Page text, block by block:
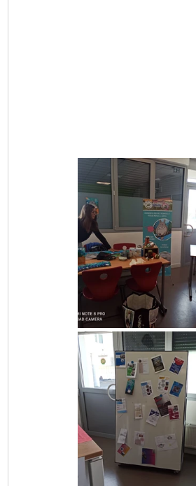
Ville de Saint-
Projet ENVOL